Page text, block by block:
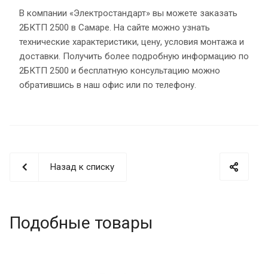
В компании «Электростандарт» вы можете заказать
2БКТП 2500 в Самаре. На сайте можно узнать
технические характеристики, цену, условия монтажа и
доставки. Получить более подробную информацию по
2БКТП 2500 и бесплатную консультацию можно
обратившись в наш офис или по телефону.
Назад к списку
Подобные товары